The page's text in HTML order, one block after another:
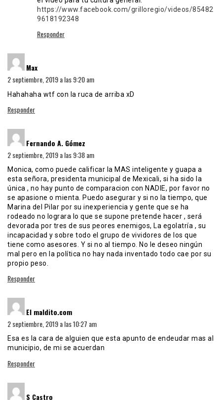
https://www.facebook.com/grilloregio/videos/85482
9618192348
Responder
Max
2 septiembre, 2019 a las 9:20 am
Hahahaha wtf con la ruca de arriba xD
Responder
Fernando A. Gómez
2 septiembre, 2019 a las 9:38 am
Monica, como puede calificar la MAS inteligente y guapa a
esta señora, presidenta municipal de Mexicali, si ha sido la
única , no hay punto de comparacion con NADIE, por favor no
se apasione o mienta. Puedo asegurar y si no la tiempo, que
Marina del Pilar por su inexperiencia y gente que se ha
rodeado no lograra lo que se supone pretende hacer , será
devorada por tres de sus peores enemigos, La egolatría , su
incapacidad y sobre todo el grupo de vividores de los que
tiene como asesores. Y si no al tiempo. No le deseo ningún
mal pero en la política no hay nada inventado todo cae por su
propio peso.
Responder
El maldito.com
2 septiembre, 2019 a las 10:27 am
Esa es la cara de alguien que esta apunto de endeudar mas al
municipio, de mi se acuerdan
Responder
S Castro